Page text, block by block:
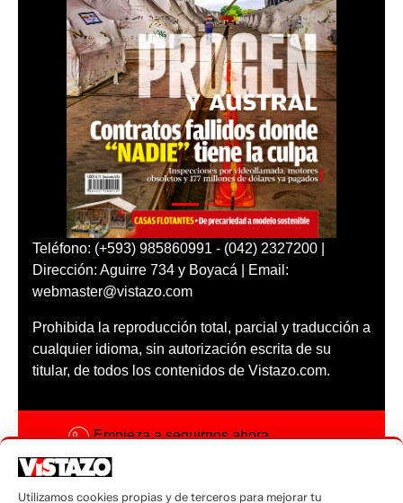
Teléfono: (+593) 985860991 - (042) 2327200 |
Dirección: Aguirre 734 y Boyacá | Email:
webmaster@vistazo.com
Prohibida la reproducción total, parcial y traducción a
cualquier idioma, sin autorización escrita de su
titular, de todos los contenidos de Vistazo.com.
Empieza a seguirnos ahora
Código ética
Utilizamos cookies propias y de terceros para mejorar tu